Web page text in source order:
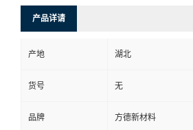
产品详请
产地 湖北
货号 无
品牌 方德新材料